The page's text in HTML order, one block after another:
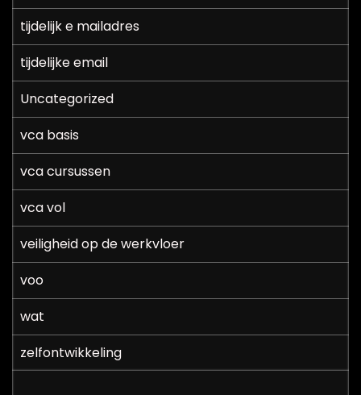
tijdelijk e mailadres
tijdelijke email
Uncategorized
vca basis
vca cursussen
vca vol
veiligheid op de werkvloer
voo
wat
zelfontwikkeling